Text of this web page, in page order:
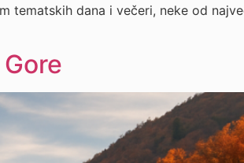
tematskih dana i večeri, neke od